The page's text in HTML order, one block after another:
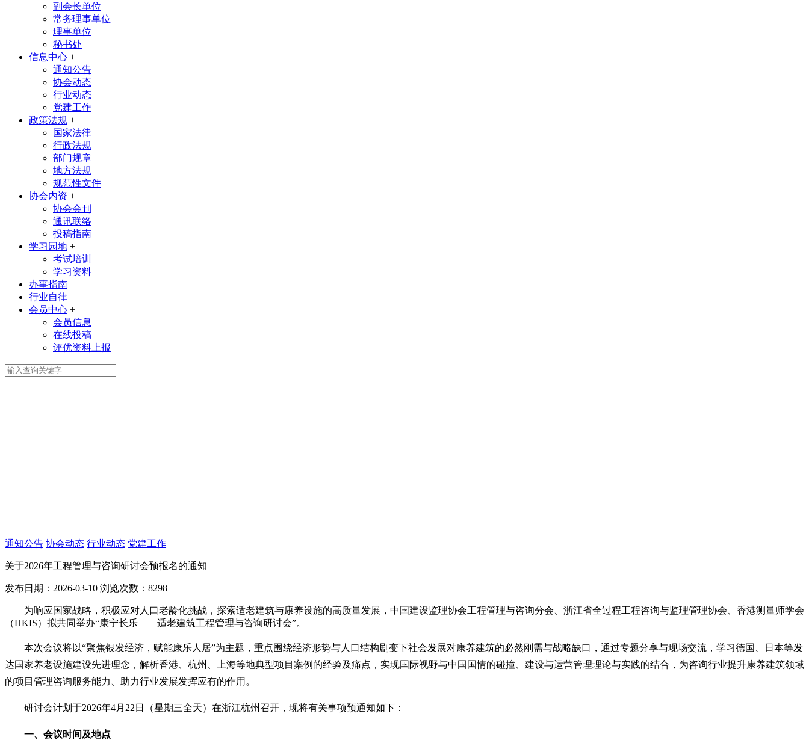
副会长单位
常务理事单位
理事单位
秘书处
信息中心 +
通知公告
协会动态
行业动态
党建工作
政策法规 +
国家法律
行政法规
部门规章
地方法规
规范性文件
协会内资 +
协会会刊
通讯联络
投稿指南
学习园地 +
考试培训
学习资料
办事指南
行业自律
会员中心 +
会员信息
在线投稿
评优资料上报
通知公告 协会动态 行业动态 党建工作
关于2026年工程管理与咨询研讨会预报名的通知
发布日期：2026-03-10 浏览次数：8298
为响应国家战略，积极应对人口老龄化挑战，探索适老建筑与康养设施的高质量发展，中国建设监理协会工程管理与咨询分会、浙江省全过程工程咨询与监理管理协会
香港测量师学会
（HKIS）拟共同举办“康宁长乐——适老建筑工程管理与咨询研讨会”。
本次会议将以“聚焦银发经济，赋能康乐人居”为主题，重点围绕经济形势与人口结构剧变下社会发展对康养建筑的必然刚需与战略缺口，通过专题分享与现场交流，学习德国、日本等发
达国家养老设施建设先进理念，解析香港、杭州、上海等地典型项目案例的经验及痛点，实现国际视野与中国国情的碰撞、建设与运营管理理论与实践的结合，为咨询行业提升康养建筑领域
的项目管理咨询服务能力、助力行业发展发挥应有的作用。
研讨会计划于2026年4月22日（星期三全天）在浙江杭州召开，现将有关事项预通知如下：
一、会议时间及地点